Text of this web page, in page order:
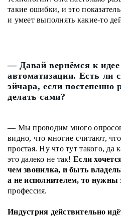
такие ошибки, и это
и умеет выполнять какие-то
— Давай вернёмся к идее
автоматизации. Есть ли
эйчара, если постепенно
делать сами?
— Мы проводим много
видно, что многие считают,
простая. Ну что тут такого,
это далеко не так! Если
чем звонилка, и быть
а не исполнителем, то нужны
профессия.
Индустрия действительно